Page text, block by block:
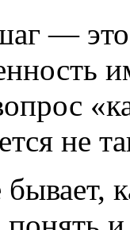
— это
не